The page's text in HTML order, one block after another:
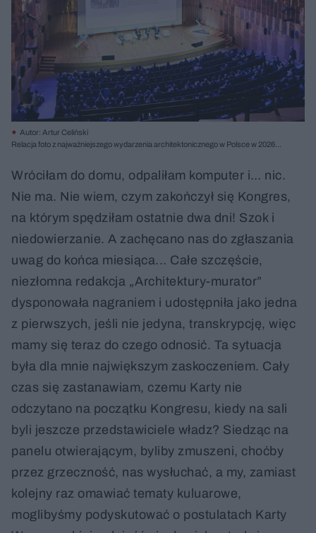
Autor: Artur Celiński
Relacja foto z najważniejszego wydarzenia architektonicznego w Polsce w 2026
Wróciłam do domu, odpaliłam komputer i… nic.
Nie ma. Nie wiem, czym zakończył się Kongres,
na którym spędziłam ostatnie dwa dni! Szok i
niedowierzanie. A zachęcano nas do zgłaszania
uwag do końca miesiąca... Całe szczęście,
niezłomna redakcja „Architektury-murator”
dysponowała nagraniem i udostępniła jako jedna
z pierwszych, jeśli nie jedyna, transkrypcję, więc
mamy się teraz do czego odnosić. Ta sytuacja
była dla mnie największym zaskoczeniem. Cały
czas się zastanawiam, czemu Karty nie
odczytano na początku Kongresu, kiedy na sali
byli jeszcze przedstawiciele władz? Siedząc na
panelu otwierającym, byliby zmuszeni, choćby
przez grzeczność, nas wysłuchać, a my, zamiast
kolejny raz omawiać tematy kuluarowe,
moglibyśmy podyskutować o postulatach Karty